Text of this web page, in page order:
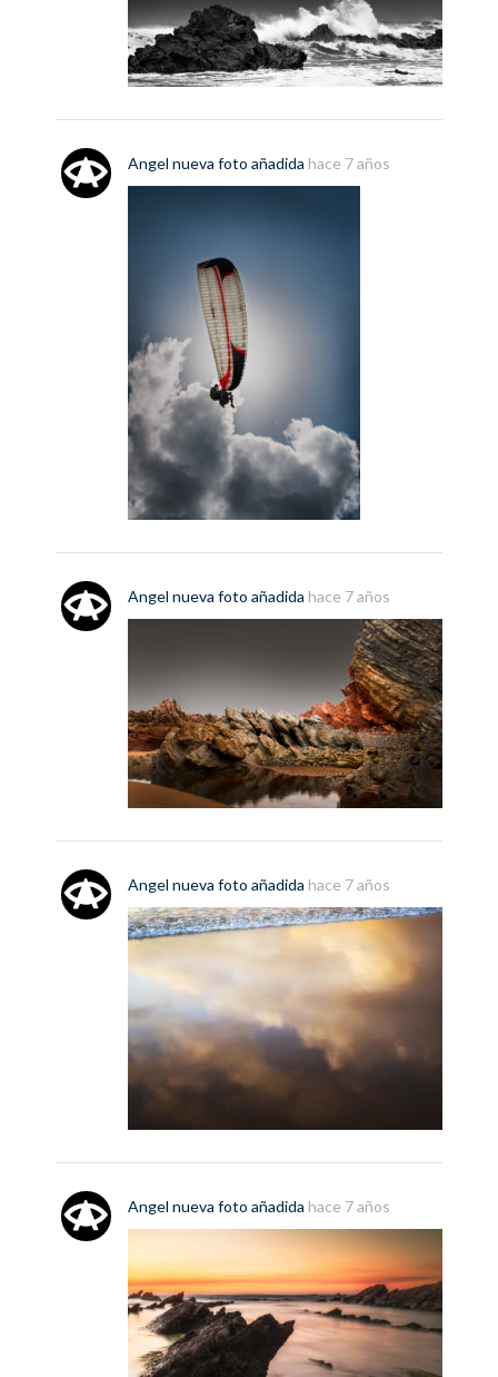
Angel nueva foto añadida hace 7 años
Angel nueva foto añadida hace 7 años
Angel nueva foto añadida hace 7 años
Angel nueva foto añadida hace 7 años